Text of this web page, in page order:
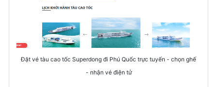
Đặt vé tàu cao tốc Superdong đi Phú Quốc trực tuyến - chọn ghế
- nhận vé điện tử